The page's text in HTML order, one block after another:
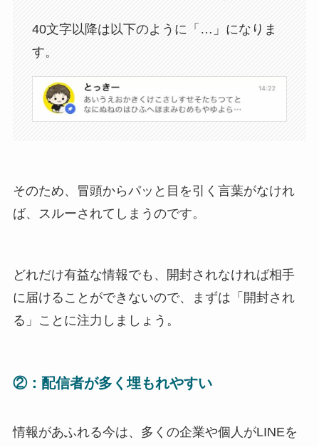
40文字以降は以下のように「…」になりま
す。
そのため、冒頭からパッと目を引く言葉がなけれ
ば、スルーされてしまうのです。
どれだけ有益な情報でも、開封されなければ相手
に届けることができないので、まずは「開封され
る」ことに注力しましょう。
②：配信者が多く埋もれやすい
情報があふれる今は、多くの企業や個人がLINEを